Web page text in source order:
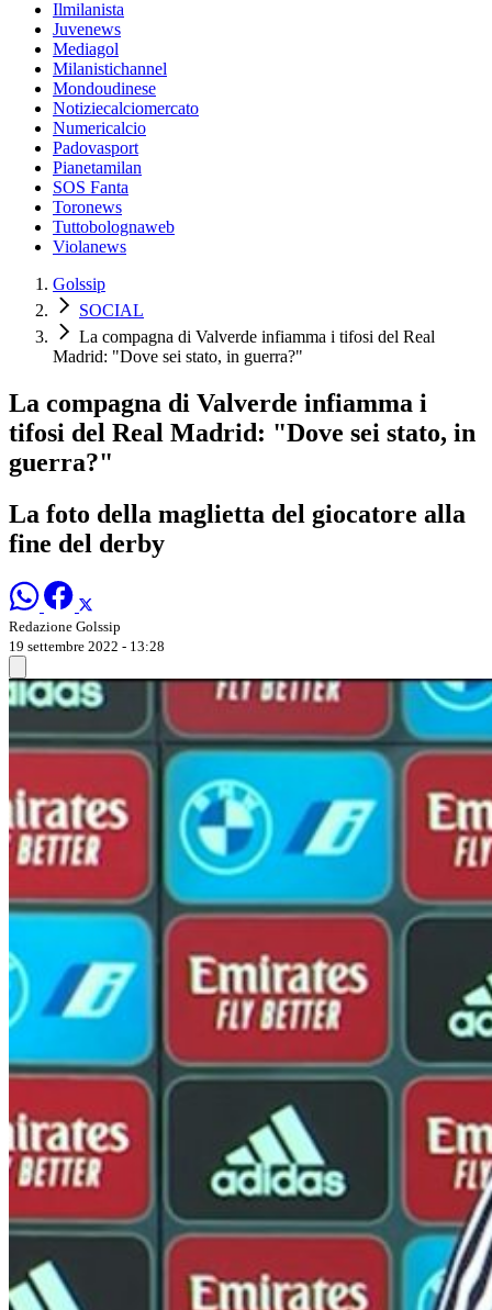
Ilmilanista
Juvenews
Mediagol
Milanistichannel
Mondoudinese
Notiziecalciomercato
Numericalcio
Padovasport
Pianetamilan
SOS Fanta
Toronews
Tuttobolognaweb
Violanews
Golssip
SOCIAL
La compagna di Valverde infiamma i tifosi del Real
Madrid: "Dove sei stato, in guerra?"
La compagna di Valverde infiamma i
tifosi del Real Madrid: "Dove sei stato, in
guerra?"
La foto della maglietta del giocatore alla
fine del derby
Redazione Golssip
19 settembre 2022 - 13:28